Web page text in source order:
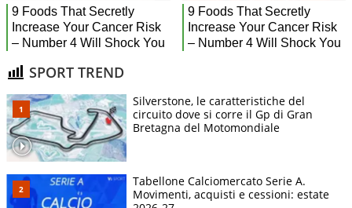
SPORT TREND
Silverstone, le caratteristiche del
circuito dove si corre il Gp di Gran
Bretagna del Motomondiale
Tabellone Calciomercato Serie A.
Movimenti, acquisti e cessioni: estate